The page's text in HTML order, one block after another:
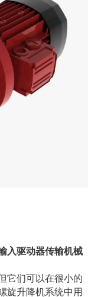
入驱动器传输机械
它们可以在很小的
旋升降机系统中用